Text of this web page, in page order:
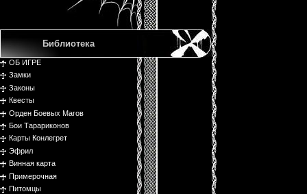
Библиотека
ОБ ИГРЕ
Замки
Законы
Квесты
Орден Боевых Магов
Бои Тарариконов
Карты Конлегрет
Эфрил
Винная карта
Примерочная
Питомцы